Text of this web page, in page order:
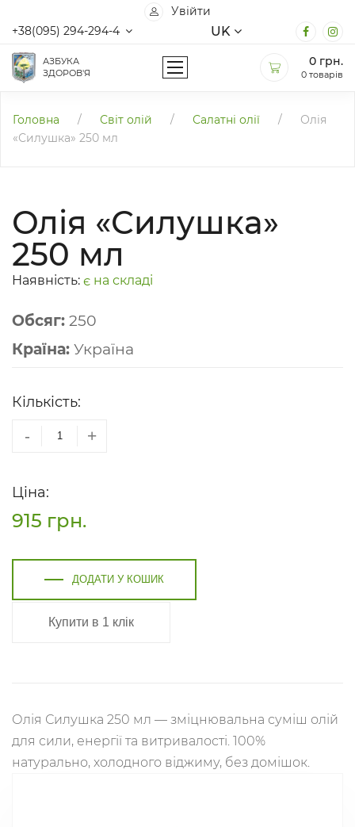
Увійти
+38(095) 294-294-4
UK
АЗБУКА
ЗДОРОВ'Я
0 грн.
0 товарів
Головна / Світ олій / Салатні олії /
Олія
«Силушка» 250 мл
Олія «Силушка»
250 мл
Наявність: є на складі
Обсяг: 250
Країна: Україна
Кількість:
- +
Ціна:
915 грн.
ДОДАТИ У КОШИК
Купити в 1 клік
Олія Силушка 250 мл — зміцнювальна суміш олій
для сили, енергії та витривалості. 100%
натурально, холодного віджиму, без домішок.